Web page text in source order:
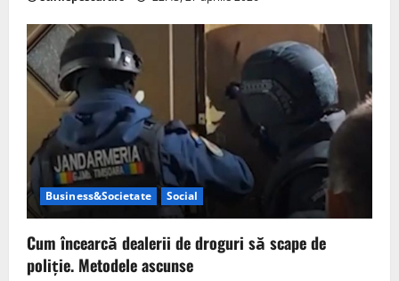
Business&Societate Social
Cum încearcă dealerii de droguri să scape de
poliție. Metodele ascunse